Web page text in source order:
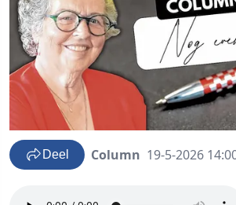
Deel Column 19-5-2026